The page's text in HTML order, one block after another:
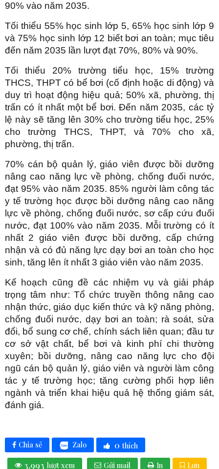
90% vào năm 2035.
Tối thiểu 55% học sinh lớp 5, 65% học sinh lớp 9
và 75% học sinh lớp 12 biết bơi an toàn; mục tiêu
đến năm 2035 lần lượt đạt 70%, 80% và 90%.
Tối thiểu 20% trường tiểu học, 15% trường
THCS, THPT có bể bơi (cố định hoặc di động) và
duy trì hoạt động hiệu quả; 50% xã, phường, thị
trấn có ít nhất một bể bơi. Đến năm 2035, các tỷ
lệ này sẽ tăng lên 30% cho trường tiểu học, 25%
cho trường THCS, THPT, và 70% cho xã,
phường, thị trấn.
70% cán bộ quản lý, giáo viên được bồi dưỡng
nâng cao năng lực về phòng, chống đuối nước,
đạt 95% vào năm 2035. 85% người làm công tác
y tế trường học được bồi dưỡng nâng cao năng
lực về phòng, chống đuối nước, sơ cấp cứu đuối
nước, đạt 100% vào năm 2035. Mỗi trường có ít
nhất 2 giáo viên được bồi dưỡng, cấp chứng
nhận và có đủ năng lực dạy bơi an toàn cho học
sinh, tăng lên ít nhất 3 giáo viên vào năm 2035.
Kế hoạch cũng đề các nhiệm vụ và giải pháp
trọng tâm như: Tổ chức truyền thông nâng cao
nhận thức, giáo dục kiến thức và kỹ năng phòng,
chống đuối nước, dạy bơi an toàn; rà soát, sửa
đổi, bổ sung cơ chế, chính sách liên quan; đầu tư
cơ sở vật chất, bể bơi và kinh phí chi thường
xuyên; bồi dưỡng, nâng cao năng lực cho đội
ngũ cán bộ quản lý, giáo viên và người làm công
tác y tế trường học; tăng cường phối hợp liên
ngành và triển khai hiệu quả hệ thống giám sát,
đánh giá.
Chia sẻ Zalo 0 thích
3,993 lượt xem Gửi mail In Lưu